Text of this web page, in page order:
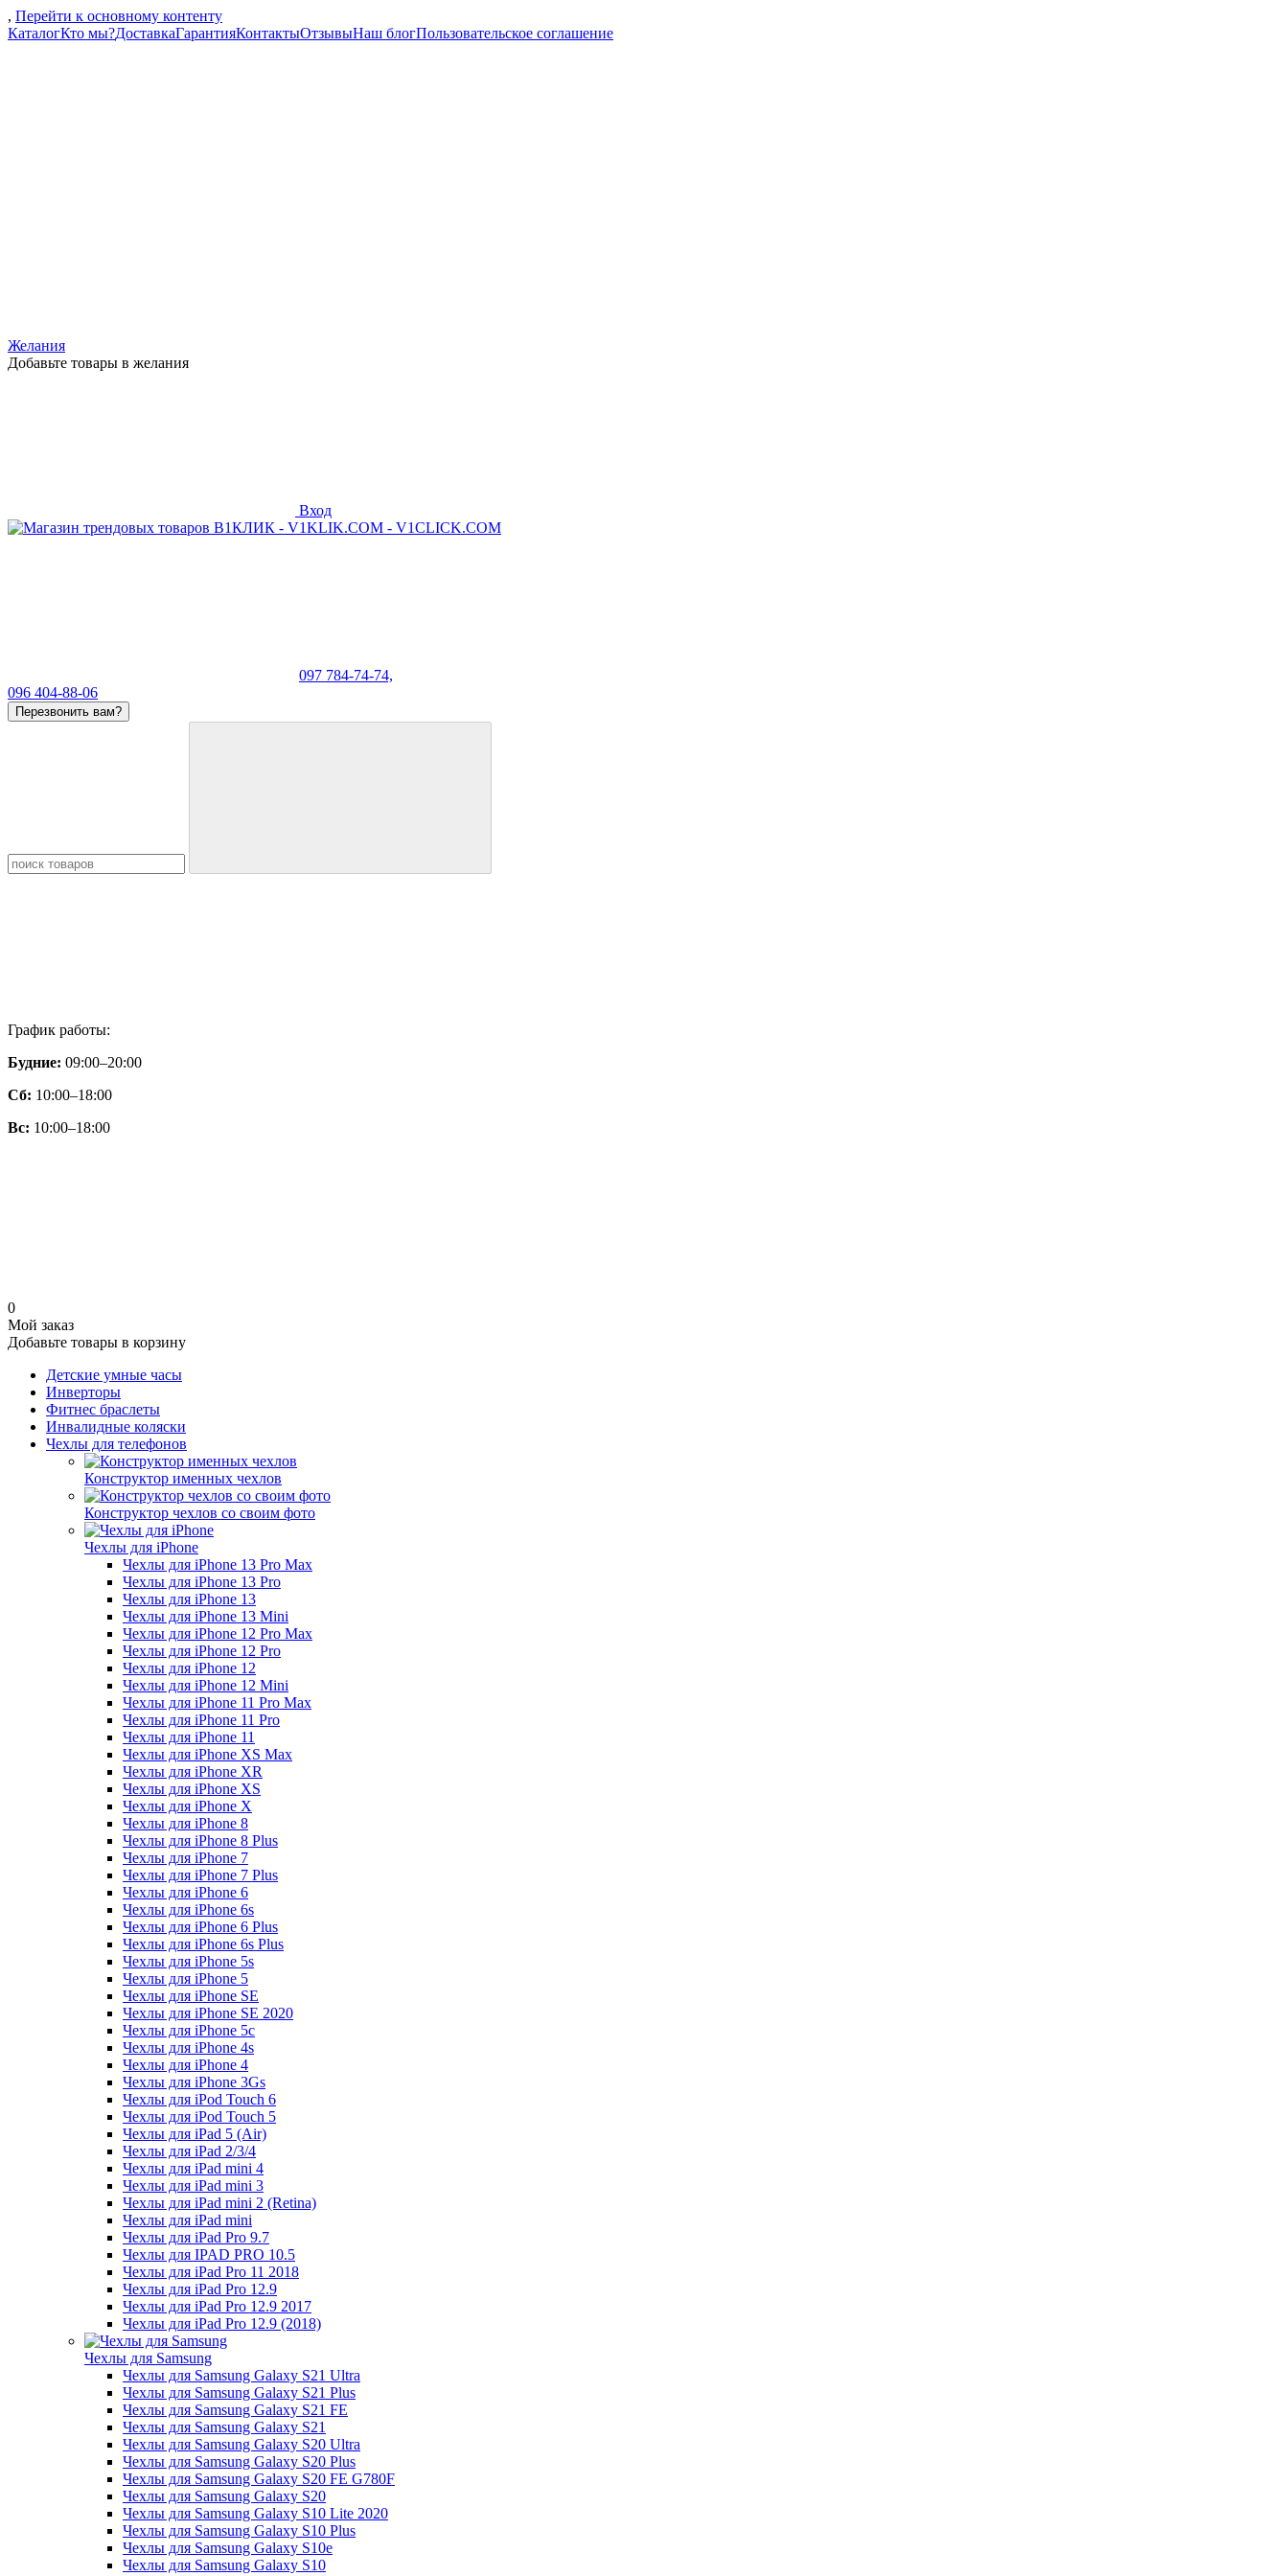
, Перейти к основному контенту
КаталогКто мы?ДоставкаГарантияКонтактыОтзывыНаш блогПользовательское соглашение
Желания
Добавьте товары в желания
Вход
097 784-74-74,
096 404-88-06
Перезвонить вам?
График работы:
Будние: 09:00–20:00
Сб: 10:00–18:00
Вс: 10:00–18:00
0
Мой заказ
Добавьте товары в корзину
Детские умные часы
Инверторы
Фитнес браслеты
Инвалидные коляски
Чехлы для телефонов
Конструктор именных чехлов
Конструктор чехлов со своим фото
Чехлы для iPhone
Чехлы для iPhone 13 Pro Max
Чехлы для iPhone 13 Pro
Чехлы для iPhone 13
Чехлы для iPhone 13 Mini
Чехлы для iPhone 12 Pro Max
Чехлы для iPhone 12 Pro
Чехлы для iPhone 12
Чехлы для iPhone 12 Mini
Чехлы для iPhone 11 Pro Max
Чехлы для iPhone 11 Pro
Чехлы для iPhone 11
Чехлы для iPhone XS Max
Чехлы для iPhone XR
Чехлы для iPhone XS
Чехлы для iPhone X
Чехлы для iPhone 8
Чехлы для iPhone 8 Plus
Чехлы для iPhone 7
Чехлы для iPhone 7 Plus
Чехлы для iPhone 6
Чехлы для iPhone 6s
Чехлы для iPhone 6 Plus
Чехлы для iPhone 6s Plus
Чехлы для iPhone 5s
Чехлы для iPhone 5
Чехлы для iPhone SE
Чехлы для iPhone SE 2020
Чехлы для iPhone 5c
Чехлы для iPhone 4s
Чехлы для iPhone 4
Чехлы для iPhone 3Gs
Чехлы для iPod Touch 6
Чехлы для iPod Touch 5
Чехлы для iPad 5 (Air)
Чехлы для iPad 2/3/4
Чехлы для iPad mini 4
Чехлы для iPad mini 3
Чехлы для iPad mini 2 (Retina)
Чехлы для iPad mini
Чехлы для iPad Pro 9.7
Чехлы для IPAD PRO 10.5
Чехлы для iPad Pro 11 2018
Чехлы для iPad Pro 12.9
Чехлы для iPad Pro 12.9 2017
Чехлы для iPad Pro 12.9 (2018)
Чехлы для Samsung
Чехлы для Samsung Galaxy S21 Ultra
Чехлы для Samsung Galaxy S21 Plus
Чехлы для Samsung Galaxy S21 FE
Чехлы для Samsung Galaxy S21
Чехлы для Samsung Galaxy S20 Ultra
Чехлы для Samsung Galaxy S20 Plus
Чехлы для Samsung Galaxy S20 FE G780F
Чехлы для Samsung Galaxy S20
Чехлы для Samsung Galaxy S10 Lite 2020
Чехлы для Samsung Galaxy S10 Plus
Чехлы для Samsung Galaxy S10e
Чехлы для Samsung Galaxy S10